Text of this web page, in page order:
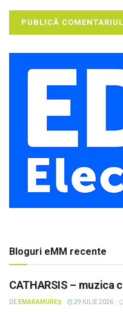
Bloguri eMM recente
CATHARSIS – muzica
DE EMARAMUREȘ 29 IULIE 2026